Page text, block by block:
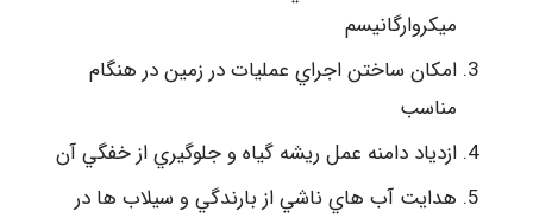
ميكروارگانيسم
امكان ساختن اجراي عمليات در زمين در هنگام
مناسب
ازدياد دامنه عمل ريشه گياه و جلوگيري از خفگي آن
هدايت آب هاي ناشي از بارندگي و سيلاب ها در